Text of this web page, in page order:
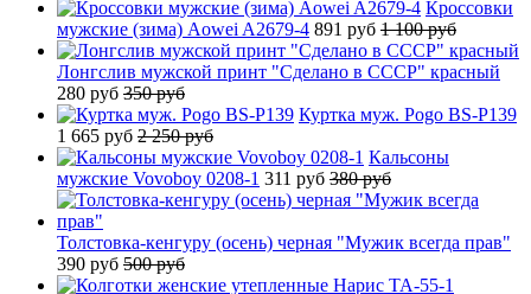
Кроссовки
мужские (зима) Aowei A2679-4 891 руб 1 100 руб
Лонгслив мужской принт "Сделано в СССР" красный
280 руб 350 руб
Куртка муж. Pogo BS-P139
1 665 руб 2 250 руб
Кальсоны
мужские Vovoboy 0208-1 311 руб 380 руб
Толстовка-кенгуру (осень) черная "Мужик всегда прав"
390 руб 500 руб